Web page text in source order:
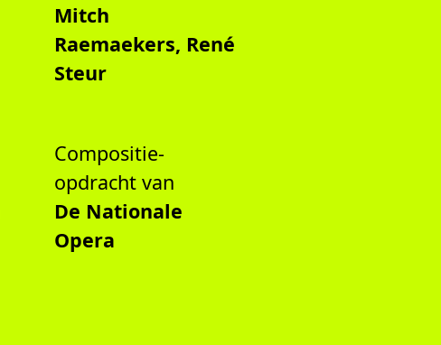
Mitch
Raemaekers, René
Steur
Compositie-
opdracht van
De Nationale
Opera